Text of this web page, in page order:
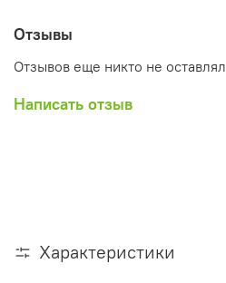
Отзывы
Отзывов еще никто не оставлял
Написать отзыв
Характеристики